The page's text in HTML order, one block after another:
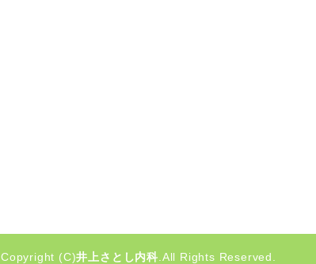
Copyright (C)井上さとし内科 .All Rights Reserved.